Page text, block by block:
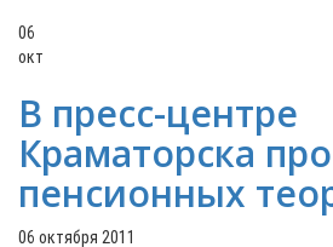
06
окт
В пресс-центре
Краматорска
пенсионных
06 октября 2011